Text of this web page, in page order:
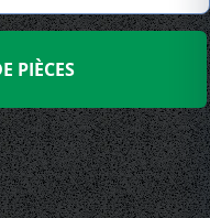
PIÈCES